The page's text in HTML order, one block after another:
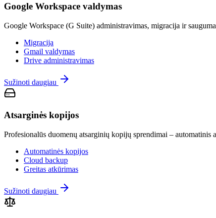
Google Workspace valdymas
Google Workspace (G Suite) administravimas, migracija ir
Migracija
Gmail valdymas
Drive administravimas
Sužinoti daugiau
Atsarginės kopijos
Profesionalūs duomenų atsarginių kopijų sprendimai – automatinis
Automatinės kopijos
Cloud backup
Greitas atkūrimas
Sužinoti daugiau